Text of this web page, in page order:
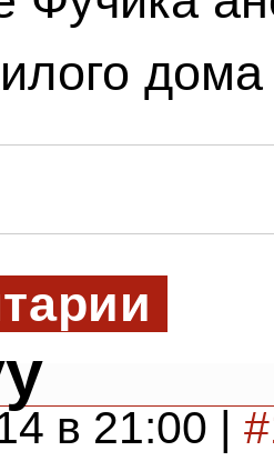
в 21:00 |